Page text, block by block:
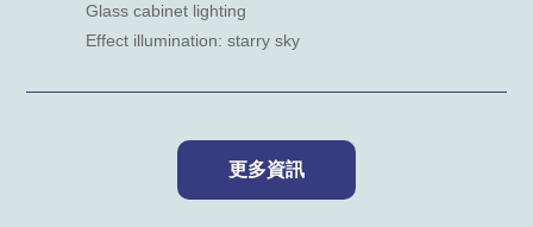
Glass cabinet lighting
Effect illumination: starry sky